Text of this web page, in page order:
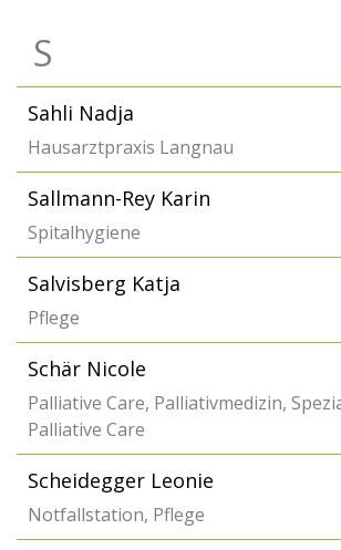
S
Sahli Nadja
Hausarztpraxis Langnau
Sallmann-Rey Karin
Spitalhygiene
Salvisberg Katja
Pflege
Schär Nicole
Palliative Care, Palliativmedizin,
Palliative Care
Scheidegger Leonie
Notfallstation, Pflege